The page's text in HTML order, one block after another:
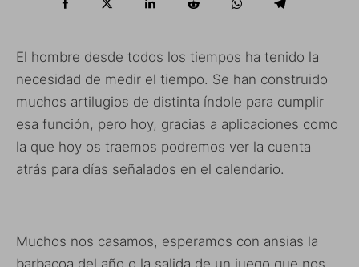
El hombre desde todos los tiempos ha tenido la
necesidad de medir el tiempo. Se han construido
muchos artilugios de distinta índole para cumplir
esa función, pero hoy, gracias a aplicaciones como
la que hoy os traemos podremos ver la cuenta
atrás para días señalados en el calendario.
Muchos nos casamos, esperamos con ansias la
barbacoa del año o la salida de un juego que nos